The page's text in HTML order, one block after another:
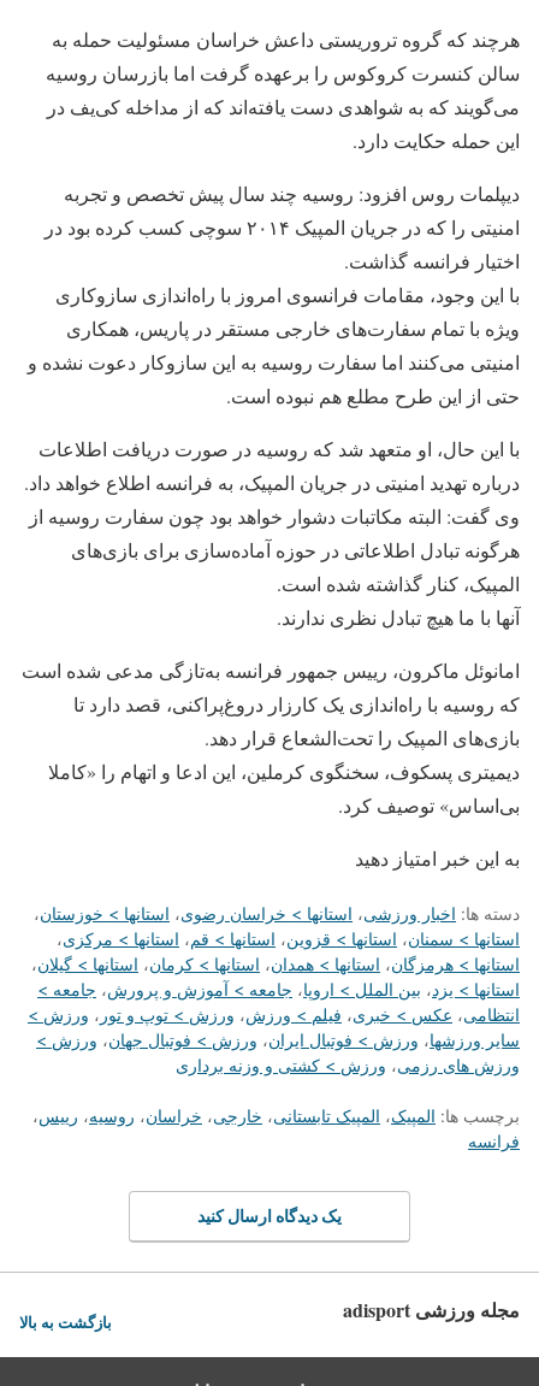
هرچند که گروه تروریستی داعش خراسان مسئولیت حمله به
سالن کنسرت کروکوس را برعهده گرفت اما بازرسان روسیه
می‌گویند که به شواهدی دست یافته‌اند که از مداخله کی‌یف در
این حمله حکایت دارد.
دیپلمات روس افزود: روسیه چند سال پیش تخصص و تجربه
امنیتی را که در جریان المپیک ۲۰۱۴ سوچی کسب کرده بود در
اختیار فرانسه گذاشت.
با این وجود، مقامات فرانسوی امروز با راه‌اندازی سازوکاری
ویژه با تمام سفارت‌های خارجی مستقر در پاریس، همکاری
امنیتی می‌کنند اما سفارت روسیه به این سازوکار دعوت نشده و
حتی از این طرح مطلع هم نبوده است.
با این حال، او متعهد شد که روسیه در صورت دریافت اطلاعات
درباره تهدید امنیتی در جریان المپیک، به فرانسه اطلاع خواهد داد.
وی گفت: البته مکاتبات دشوار خواهد بود چون سفارت روسیه از
هرگونه تبادل اطلاعاتی در حوزه آماده‌سازی برای بازی‌های
المپیک، کنار گذاشته شده است.
آنها با ما هیچ تبادل نظری ندارند.
امانوئل ماکرون، رییس جمهور فرانسه به‌تازگی مدعی شده است
که روسیه با راه‌اندازی یک کارزار دروغ‌پراکنی، قصد دارد تا
بازی‌های المپیک را تحت‌الشعاع قرار دهد.
دیمیتری پسکوف، سخنگوی کرملین، این ادعا و اتهام را «کاملا
بی‌اساس» توصیف کرد.
به این خبر امتیاز دهید
دسته ها: اخبار ورزشی، استانها > خراسان رضوی، استانها > خوزستان،
استانها > سمنان، استانها > قزوین، استانها > قم، استانها > مرکزی،
استانها > هرمزگان، استانها > همدان، استانها > کرمان، استانها > گیلان،
استانها > یزد، بین الملل > اروپا، جامعه > آموزش و پرورش، جامعه >
انتظامی، عکس > خبری، فیلم > ورزش، ورزش > توپ و تور ، ورزش >
سایر ورزشها، ورزش > فوتبال ایران، ورزش > فوتبال جهان، ورزش >
ورزش های رزمی، ورزش > کشتی و وزنه برداری
برچسب ها: المپیک، المپیک تابستانی، خارجی، خراسان، روسیه، رییس،
فرانسه
یک دیدگاه ارسال کنید
مجله ورزشی adisport بازگشت به بالا